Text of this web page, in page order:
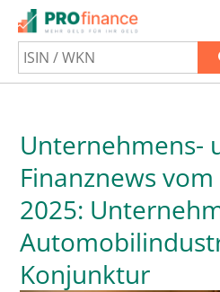
Unternehmens-
Finanznews vom
2025:
Konjunktur